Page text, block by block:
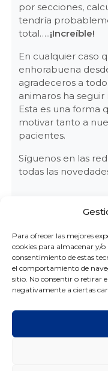
Para ofrecer las mejores
cookies para almacenar y/
consentimiento de estas
el comportamiento de
sitio. No consentir o retirar
negativamente a ciertas
por secciones,
tendría
total…..¡Increíble!
En cualquier caso
enhorabuena
agradeceros a
animaros ha seguir
Esta es una forma
motivar tanto a
pacientes.
Síguenos en las
todas las
clinica de
ortodoncia en vigo,
ortodoncista,